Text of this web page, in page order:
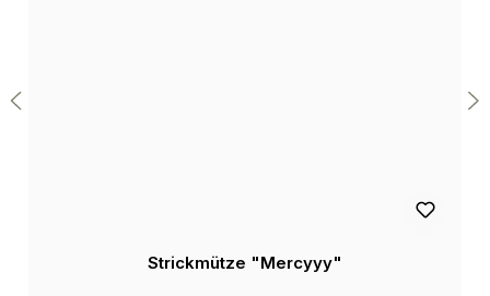
Strickmütze "Mercyyy"